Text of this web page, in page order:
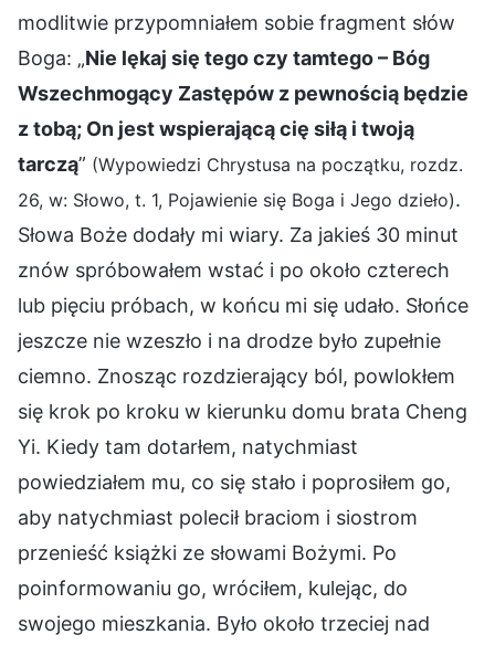
modlitwie przypomniałem sobie fragment słów
Boga: „Nie lękaj się tego czy tamtego – Bóg
Wszechmogący Zastępów z pewnością będzie
z tobą; On jest wspierającą cię siłą i twoją
tarczą” (Wypowiedzi Chrystusa na początku, rozdz.
26, w: Słowo, t. 1, Pojawienie się Boga i Jego dzieło).
Słowa Boże dodały mi wiary. Za jakieś 30 minut
znów spróbowałem wstać i po około czterech
lub pięciu próbach, w końcu mi się udało. Słońce
jeszcze nie wzeszło i na drodze było zupełnie
ciemno. Znosząc rozdzierający ból, powlokłem
się krok po kroku w kierunku domu brata Cheng
Yi. Kiedy tam dotarłem, natychmiast
powiedziałem mu, co się stało i poprosiłem go,
aby natychmiast polecił braciom i siostrom
przenieść książki ze słowami Bożymi. Po
poinformowaniu go, wróciłem, kulejąc, do
swojego mieszkania. Było około trzeciej nad